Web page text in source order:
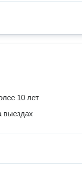
10 лет
выездах